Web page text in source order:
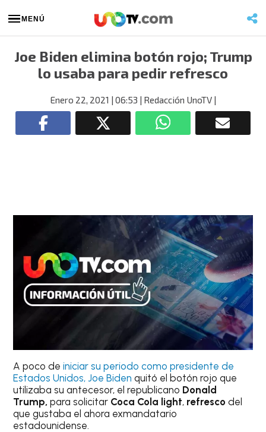
MENÚ
Joe Biden elimina botón rojo; Trump
lo usaba para pedir refresco
Enero 22, 2021 | 06:53 | Redacción UnoTV|
A poco deiniciar su periodo como presidente de
Estados Unidos, Joe Biden quitó el botón rojo que
utilizaba su antecesor, el republicano Donald
Trump, para solicitar Coca Cola light, refresco del
que gustaba el ahora exmandatario
estadounidense.